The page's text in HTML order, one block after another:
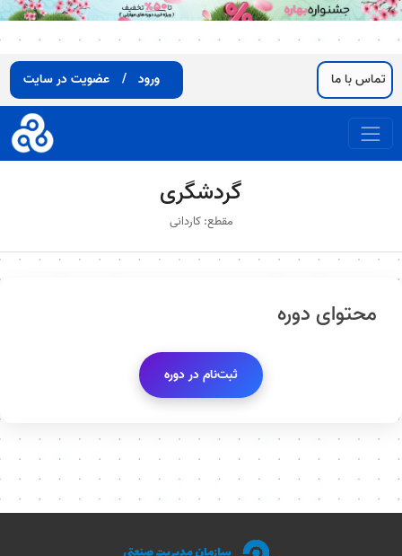
ورود / عضویت در سایت تماس با ما
گردشگری
مقطع: کاردانی
محتوای دوره
ثبت‌نام در دوره